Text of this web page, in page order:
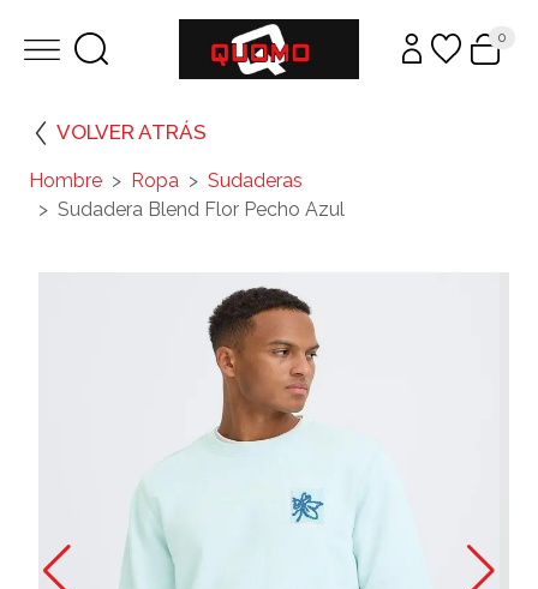
0
VOLVER ATRÁS
Hombre Ropa
Sudaderas
Sudadera Blend Flor Pecho Azul